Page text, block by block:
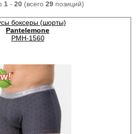
1- 20(всего 29позиций)
боксеры (шорты)
Pantelemone
PMH-1560